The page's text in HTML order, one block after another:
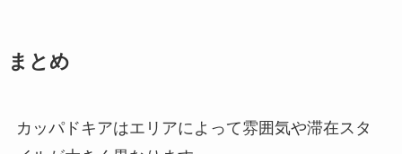
まとめ
カッパドキアはエリアによって雰囲気や滞在スタ